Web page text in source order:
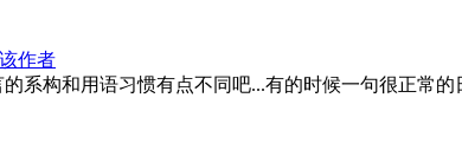
作者
系构和用语习惯有点不同吧...有的时候一句很正常